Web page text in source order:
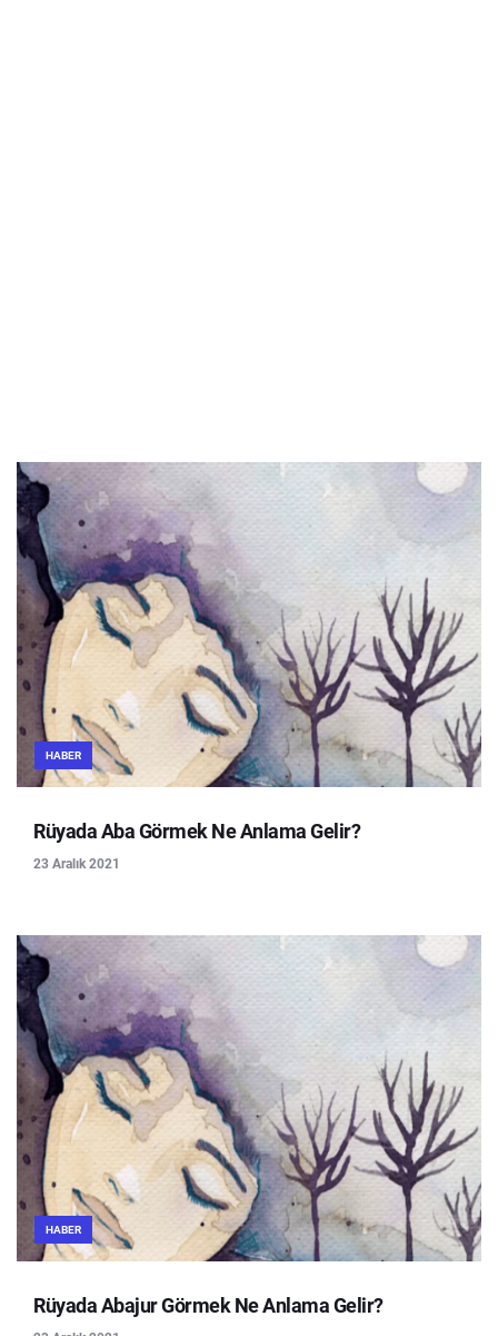
HABER
Rüyada Aba Görmek Ne Anlama Gelir?
23 Aralık 2021
HABER
Rüyada Abajur Görmek Ne Anlama Gelir?